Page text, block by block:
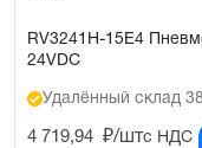
RV3241H-15E4
24VDC
Удалённый склад
4 719,94 ₽/штс НДС